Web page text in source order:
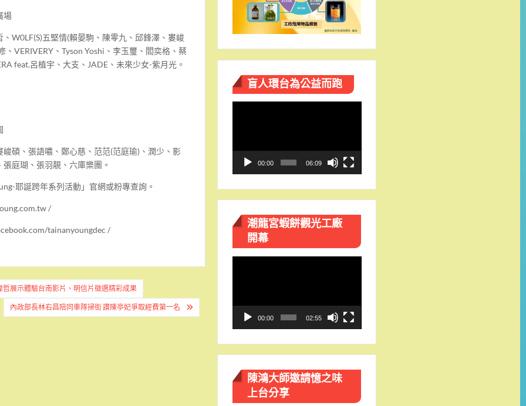
場
W0LF(S)五堅情(賴晏駒、陳零九、邱鋒澤、婁峻
、VERIVERY、Tyson Yoshi、李玉璽、閻奕格、蔡
feat.呂植宇、大支、JADE、未來少女-紫月光。
碩、張語噥、鄭心慈、范范(范庭瑜)、潤少、影
庭瑚、張羽靚、六庫樂團。
耶誕跨年系列活動」官網或粉專查詢。
/
tainanyoungdec /
展示體驗台南影片、明信片徵選精彩成果
內政部長林右昌陪同車隊掃街 讚陳亭妃爭取經費第一名
盲人環台​為公益而跑
放
00:00 06:09
潮龍宮蝦餅觀光工廠
開幕
00:00 02:55
陳鴻大師邀請憶之味
上台分享